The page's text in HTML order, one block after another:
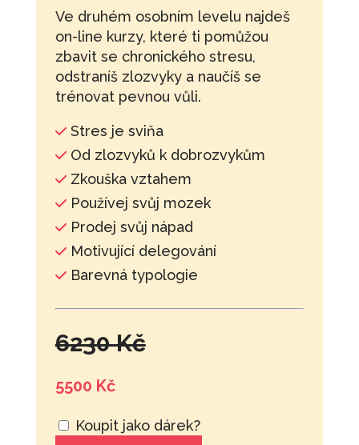
Ve druhém osobním levelu najdeš
on-line kurzy, které ti pomůžou
zbavit se chronického stresu,
odstraníš zlozvyky a naučíš se
trénovat pevnou vůli.
Stres je sviňa
Od zlozvyků k dobrozvykům
Zkouška vztahem
Používej svůj mozek
Prodej svůj nápad
Motivující delegování
Barevná typologie
6230 Kč
5500 Kč
Koupit jako dárek?